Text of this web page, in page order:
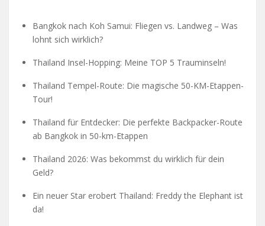
Bangkok nach Koh Samui: Fliegen vs. Landweg – Was
lohnt sich wirklich?
Thailand Insel-Hopping: Meine TOP 5 Trauminseln!
Thailand Tempel-Route: Die magische 50-KM-Etappen-
Tour!
Thailand für Entdecker: Die perfekte Backpacker-Route
ab Bangkok in 50-km-Etappen
Thailand 2026: Was bekommst du wirklich für dein
Geld?
Ein neuer Star erobert Thailand: Freddy the Elephant ist
da!